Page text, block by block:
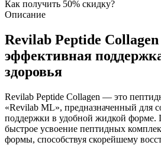
Как получить 50% скидку?
Описание
Revilab Peptide
эффективная
здоровья
Revilab Peptide Collagen — это
«Revilab ML», предназначенный для
поддержки в удобной жидкой форме.
быстрое усвоение пептидных
формы, способствуя скорейшему